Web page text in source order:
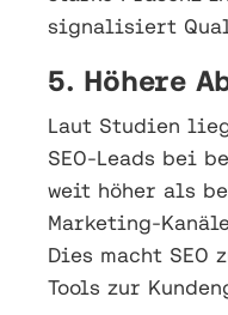
signalisiert
5. Höhere
Laut Studien
SEO-Leads bei
weit höher als
Marketing-
Dies macht SEO
Tools zur